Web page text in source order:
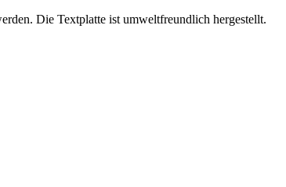
Die Textplatte ist umweltfreundlich hergestellt.